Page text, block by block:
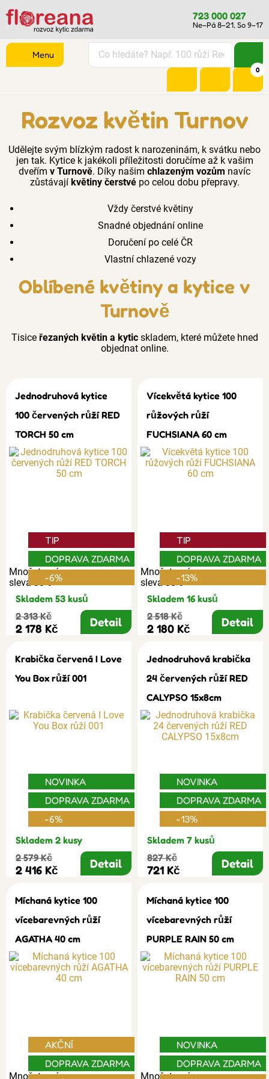
723 000 027
Ne–Pá 8–21, So 9–17
0
Menu
Rozvoz květin Turnov
Udělejte svým blízkým radost k narozeninám, k svátku nebo
jen tak. Kytice k jakékoli příležitosti doručíme až k vašim
dveřím v Turnově. Díky našim chlazeným vozům navíc
zůstávají květiny čerstvépo celou dobu přepravy.
Vždy čerstvé květiny
Snadné objednání online
Doručení po celé ČR
Vlastní chlazené vozy
Oblíbené květiny a kytice v
Turnově
Tisice řezaných květin a kyticskladem, které můžete hned
objednat online.
Jednodruhová kytice
100 červených růží RED
TORCH 50 cm
Množstevní
sleva 30%
TIP
DOPRAVA ZDARMA
-6%
Skladem 53 kusů
2 313 Kč
2 178 Kč Detail
Vícekvětá kytice 100
růžových růží
FUCHSIANA 60 cm
Množstevní
sleva 30%
TIP
DOPRAVA ZDARMA
-13%
Skladem 16 kusů
2 518 Kč
2 180 Kč Detail
Krabička červená I Love
You Box růží 001
NOVINKA
DOPRAVA ZDARMA
-6%
Skladem 2 kusy
2 579 Kč
2 416 Kč Detail
Jednodruhová krabička
24 červených růží RED
CALYPSO 15x8cm
NOVINKA
DOPRAVA ZDARMA
-13%
Skladem 7 kusů
827 Kč
721 Kč Detail
Míchaná kytice 100
vícebarevných růží
AGATHA 40 cm
Množstevní
AKČNÍ
DOPRAVA ZDARMA
Míchaná kytice 100
vícebarevných růží
PURPLE RAIN 50 cm
Množstevní
NOVINKA
DOPRAVA ZDARMA